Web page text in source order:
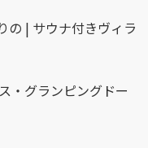
の | サウナ付きヴィラ
・グランピングドー